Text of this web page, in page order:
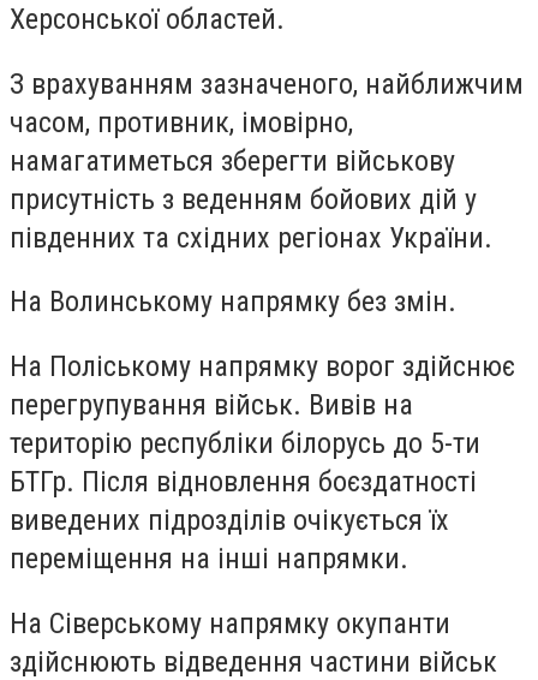
Херсонської областей.
З врахуванням зазначеного, найближчим
часом, противник, імовірно,
намагатиметься зберегти військову
присутність з веденням бойових дій у
південних та східних регіонах України.
На Волинському напрямку без змін.
На Поліському напрямку ворог здійснює
перегрупування військ. Вивів на
територію республіки білорусь до 5-ти
БТГр. Після відновлення боєздатності
виведених підрозділів очікується їх
переміщення на інші напрямки.
На Сіверському напрямку окупанти
здійснюють відведення частини військ